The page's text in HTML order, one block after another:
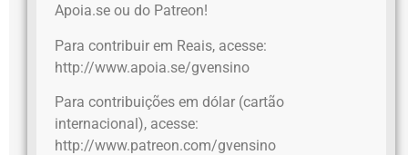
Apoia.se ou do Patreon!
Para contribuir em Reais, acesse:
http://www.apoia.se/gvensino
Para contribuições em dólar (cartão
internacional), acesse:
http://www.patreon.com/gvensino